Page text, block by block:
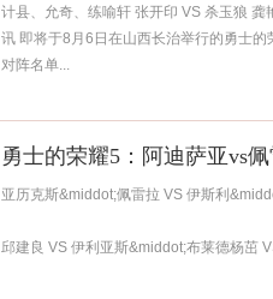
计县、允奇、练喻轩 张开印 VS 杀玉狼
讯 即将于8月6日在山西长治举行的勇士
对阵名单...
勇士的荣耀5：阿迪萨亚vs
亚历克斯&middot;佩雷拉 VS 伊斯利
邱建良 VS 伊利亚斯&middot;布莱德杨茁